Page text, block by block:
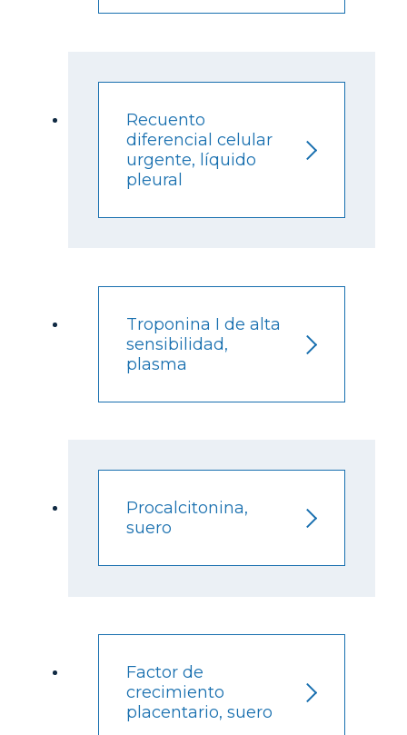
Recuento
diferencial celular
urgente, líquido
pleural
Troponina I de alta
sensibilidad,
plasma
Procalcitonina,
suero
Factor de
crecimiento
placentario, suero